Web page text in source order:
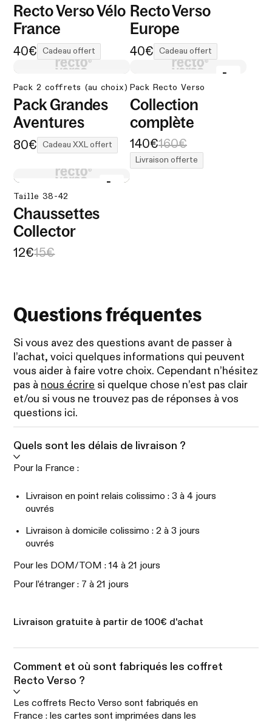
Recto Verso Vélo
France
40€ Cadeau offert
Recto Verso
Europe
40€ Cadeau offert
Pack 2 coffrets (au choix)
Pack Grandes
Aventures
80€ Cadeau XXL offert
Pack Recto Verso
Collection
complète
140€160€
Livraison offerte
Taille 38-42
Chaussettes
Collector
12€15€
Questions fréquentes
Si vous avez des questions avant de passer à
l’achat, voici quelques informations qui peuvent
vous aider à faire votre choix. Cependant n’hésitez
pas à nous écrire si quelque chose n’est pas clair
et/ou si vous ne trouvez pas de réponses à vos
questions ici.
Quels sont les délais de livraison ?
Pour la France :
Livraison en point relais colissimo : 3 à 4 jours
ouvrés
Livraison à domicile colissimo : 2 à 3 jours
ouvrés
Pour les DOM/TOM : 14 à 21 jours
Pour l’étranger : 7 à 21 jours
Livraison gratuite à partir de 100€ d'achat
Comment et où sont fabriqués les coffret
Recto Verso ?
Les coffrets Recto Verso sont fabriqués en
France : les cartes sont imprimées dans les